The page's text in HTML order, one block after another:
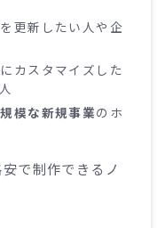
更新したい人や企
カスタマイズした
模な新規事業のホ
で制作できるノ